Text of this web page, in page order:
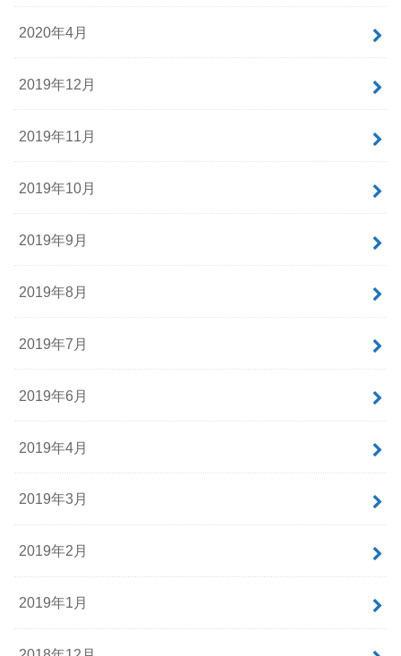
2020年4月
2019年12月
2019年11月
2019年10月
2019年9月
2019年8月
2019年7月
2019年6月
2019年4月
2019年3月
2019年2月
2019年1月